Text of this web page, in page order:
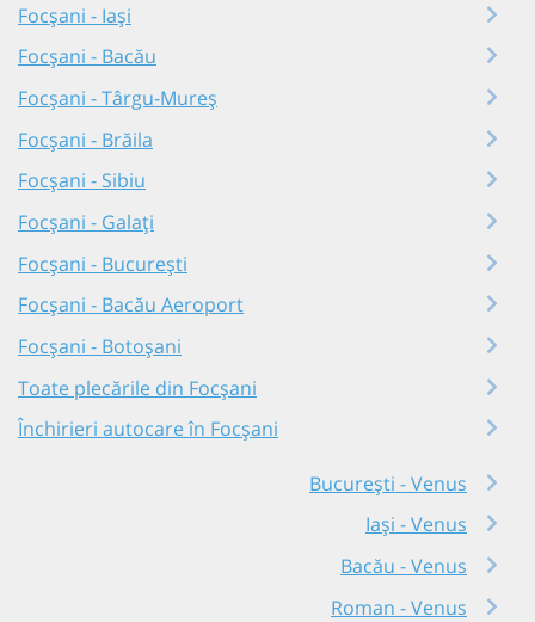
Focșani - Iași
Focșani - Bacău
Focșani - Târgu-Mureș
Focșani - Brăila
Focșani - Sibiu
Focșani - Galați
Focșani - București
Focșani - Bacău Aeroport
Focșani - Botoșani
Toate plecările din Focșani
Închirieri autocare în Focșani
București - Venus
Iași - Venus
Bacău - Venus
Roman - Venus